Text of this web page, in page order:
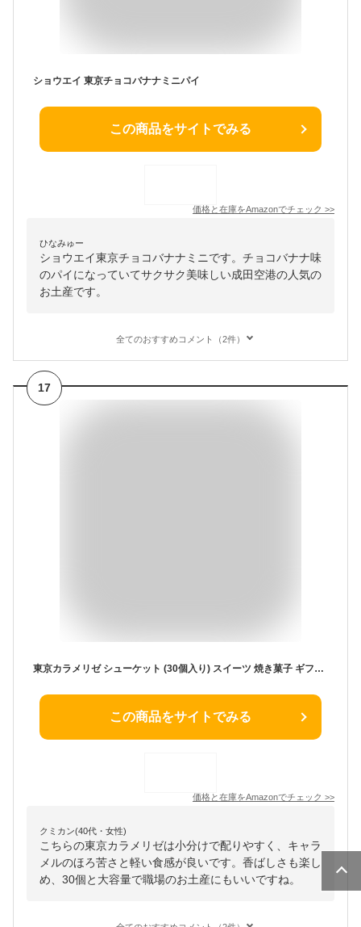
ショウエイ 東京チョコバナナミニパイ
この商品をサイトでみる
価格と在庫をAmazonでチェック >>
ひなみゅー
ショウエイ東京チョコバナナミニです。チョコバナナ味
のパイになっていてサクサク美味しい成田空港の人気の
お土産です。
全てのおすすめコメント（2件）
17
東京カラメリゼ シューケット (30個入り) スイーツ 焼き菓子 ギフト お菓子 プレゼント 東京みやげ 手土産 ギフト プチチュー 上野風月堂 風月堂
この商品をサイトでみる
価格と在庫をAmazonでチェック >>
クミカン(40代・女性)
こちらの東京カラメリゼは小分けで配りやすく、キャラ
メルのほろ苦さと軽い食感が良いです。香ばしさも楽し
め、30個と大容量で職場のお土産にもいいですね。